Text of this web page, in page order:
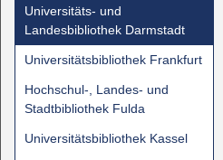
Universitäts- und
Landesbibliothek Darmstadt
Universitätsbibliothek Frankfurt
Hochschul-, Landes- und
Stadtbibliothek Fulda
Universitätsbibliothek Kassel